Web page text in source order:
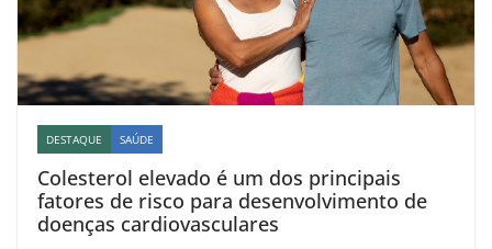
DESTAQUE SAÚDE
Colesterol elevado é um dos principais
fatores de risco para desenvolvimento de
doenças cardiovasculares